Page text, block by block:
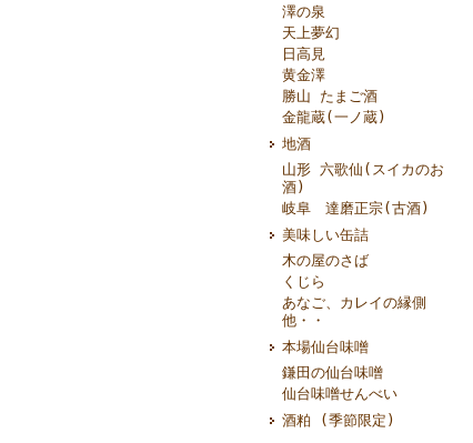
澤の泉
天上夢幻
日高見
黄金澤
勝山 たまご酒
金龍蔵(一ノ蔵)
地酒
山形 六歌仙(スイカのお
酒)
岐阜 達磨正宗(古酒)
美味しい缶詰
木の屋のさば
くじら
あなご、カレイの縁側
他・・
本場仙台味噌
鎌田の仙台味噌
仙台味噌せんべい
酒粕 (季節限定)